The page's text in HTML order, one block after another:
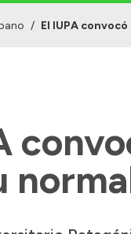
/ El IUPA